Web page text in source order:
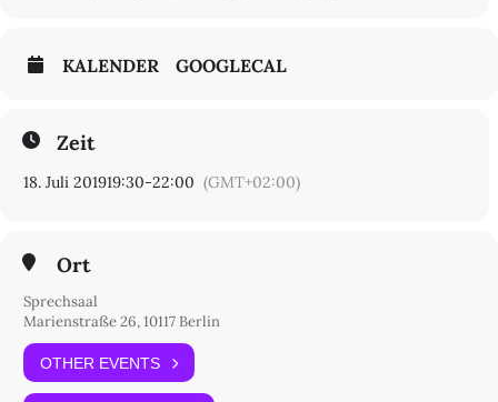
KALENDER GOOGLECAL
Zeit
18. Juli 201919:30-22:00 (GMT+02:00)
Ort
Sprechsaal
Marienstraße 26, 10117 Berlin
OTHER EVENTS